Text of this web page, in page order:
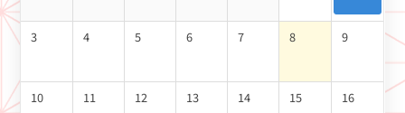
3 4 5 6 7 8 9
10 11 12 13 14 15 16